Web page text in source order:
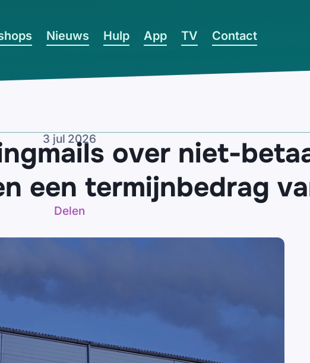
Nieuws Hulp App TV Contact
3 jul 2026
over niet-
een termijnbedrag
Delen